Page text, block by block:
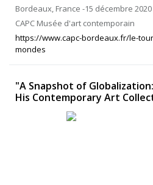
Bordeaux, France -15 décembre
CAPC Musée d'art contemporain
https://www.capc-bordeaux.fr/le-
mondes
"A Snapshot of
His Contemporary Art